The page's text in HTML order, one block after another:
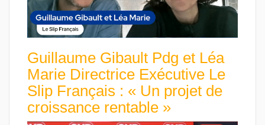
Guillaume Gibault Pdg et Léa
Marie Directrice Exécutive Le
Slip Français : « Un projet de
croissance rentable »